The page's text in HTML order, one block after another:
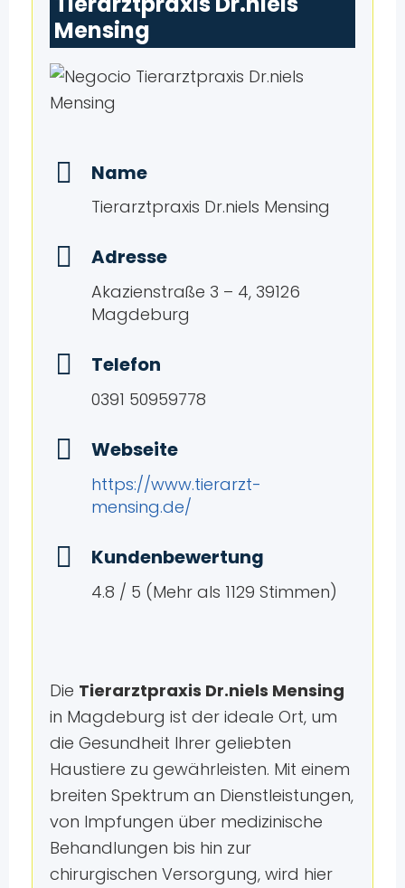
Mensing
Name
Tierarztpraxis Dr.niels Mensing
Adresse
Akazienstraße 3 – 4, 39126
Magdeburg
Telefon
0391 50959778
Webseite
https://www.tierarzt-
mensing.de/
Kundenbewertung
4.8 / 5 (Mehr als 1129 Stimmen)
Die Tierarztpraxis Dr.niels Mensing
in Magdeburg ist der ideale Ort, um
die Gesundheit Ihrer geliebten
Haustiere zu gewährleisten. Mit einem
breiten Spektrum an Dienstleistungen,
von Impfungen über medizinische
Behandlungen bis hin zur
chirurgischen Versorgung, wird hier